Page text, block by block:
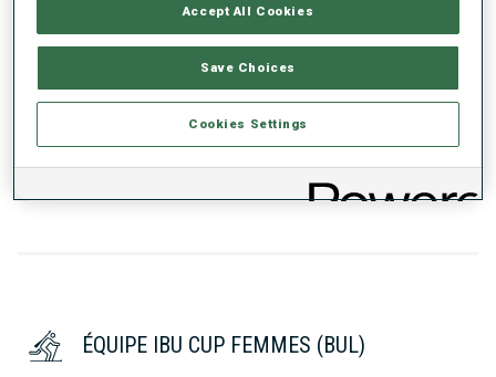
TENDANCE DES PERFORMANCES
ÉQUIPE IBU CUP FEMMES (BUL)
Accept All Cookies
Save Choices
Cookies Settings